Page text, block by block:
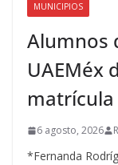
MUNICIPIOS
Alumnos
UAEMéx
matrícula
6 agosto, 2026
*Fernanda